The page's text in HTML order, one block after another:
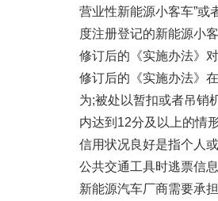
营业性新能源小客车”或
度注册登记的新能源小
修订后的《实施办法》
修订后的《实施办法》
为;被处以暂扣或者吊销
内达到12分及以上的情形
信用状况良好是指个人
公共交通工具时逃票信
新能源汽车厂商需要承